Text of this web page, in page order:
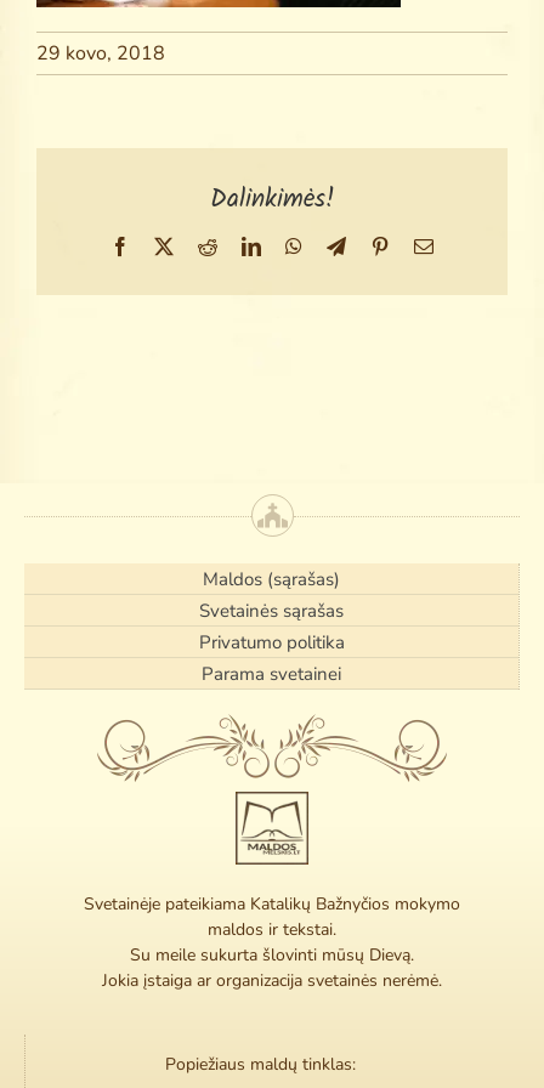
Search
for:
29 kovo, 2018
Dalinkimės!
Facebook RedditLinkedInWhatsApp
TelegramPinterestEmail
Maldos (sąrašas)
Svetainės sąrašas
Privatumo politika
Parama svetainei
Svetainėje pateikiama Katalikų Bažnyčios mokymo
maldos ir tekstai.
Su meile sukurta šlovinti mūsų Dievą.
Jokia įstaiga ar organizacija svetainės nerėmė.
Popiežiaus maldų tinklas: